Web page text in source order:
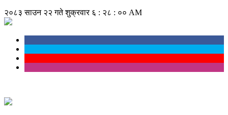
२०८३ साउन २२ गते शुक्रवार ६ : २८ : ०१ AM